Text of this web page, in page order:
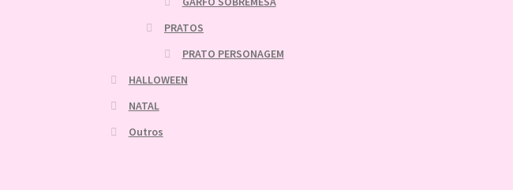
PRATOS
PRATO PERSONAGEM
HALLOWEEN
NATAL
Outros